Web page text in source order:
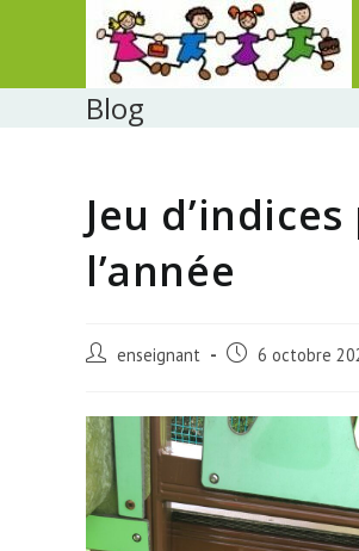
Blog
Jeu
l’année
Post enseignant
Post 6 octobre